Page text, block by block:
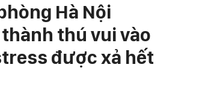
Hà Nội
thú vui vào
được xả hết